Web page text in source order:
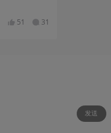
51 31
发送